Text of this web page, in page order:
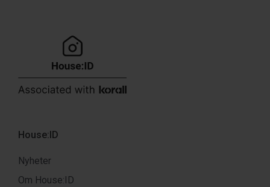
House:ID
Nyheter
Om House:ID